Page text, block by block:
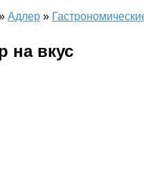
Адлер »
на вкус